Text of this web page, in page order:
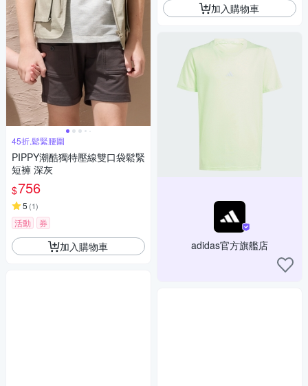
45折,鬆緊腰圍
PIPPY潮酷獨特壓線雙口袋鬆緊
短褲 深灰
$756
5 (1)
活動 券
加入購物車
加入購物車
adidas官方旗艦店